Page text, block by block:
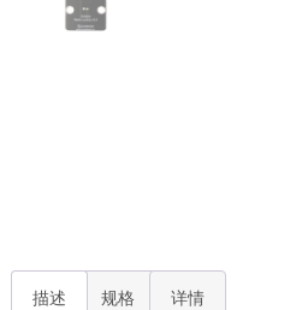
描述 规格 详情